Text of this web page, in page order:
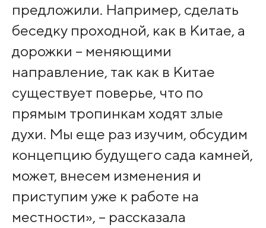
предложили. Например, сделать
беседку проходной, как в Китае, а
дорожки – меняющими
направление, так как в Китае
существует поверье, что по
прямым тропинкам ходят злые
духи. Мы еще раз изучим, обсудим
концепцию будущего сада камней,
может, внесем изменения и
приступим уже к работе на
местности», – рассказала